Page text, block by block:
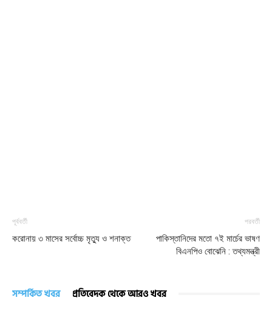
পূর্ববর্তী
করোনায় ৩ মাসের সর্বোচ্চ মৃত্যু ও শনাক্ত
পরবর্তী
পাকিস্তানিদের মতো ৭ই মার্চের ভাষণ
বিএনপিও বোঝেনি : তথ্যমন্ত্রী
সম্পর্কিত খবর প্রতিবেদক থেকে আরও খবর